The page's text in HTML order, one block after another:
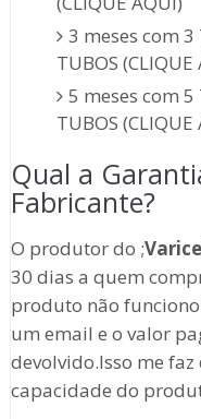
3 meses com 3
TUBOS (CLIQUE
5 meses com 5
TUBOS (CLIQUE
Qual a
Fabricante?
O produtor do ;
30 dias a quem
produto não
um email e o valor
devolvido.Isso me
capacidade do